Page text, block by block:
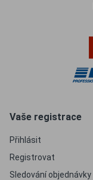
Vaše registrace
Přihlásit
Registrovat
Sledování objednávky